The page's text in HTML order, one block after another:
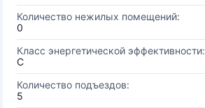
Количество нежилых помещений:
0
Класс энергетической эффективности:
C
Количество подъездов:
5